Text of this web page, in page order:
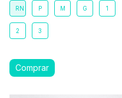
RN P M G 1
2 3